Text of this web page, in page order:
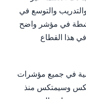
والتوسع في
في مؤشر واضح
هذا القطاع
في جميع مؤشرات
وسيمتكس منذ